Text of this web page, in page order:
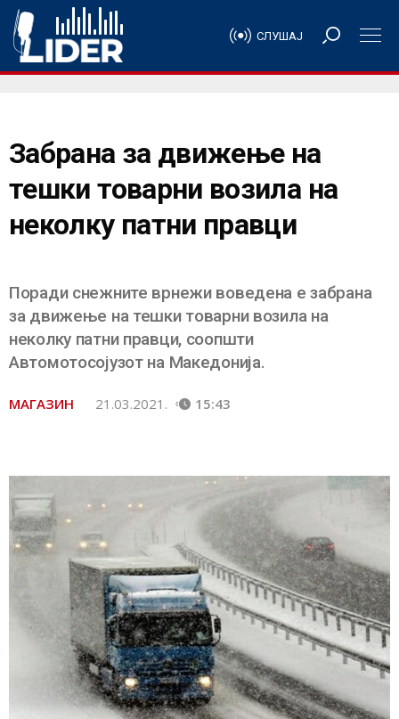
СЛУШАЈ
Забрана за движење на
тешки товарни возила на
неколку патни правци
Поради снежните врнежи воведена е забрана
за движење на тешки товарни возила на
неколку патни правци, соопшти
Автомотосојузот на Македонија.
МАГАЗИН 21.03.2021. 15:43